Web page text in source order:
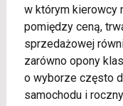
w którym kierowcy
pomiędzy ceną,
sprzedażowej
zarówno opony
o wyborze często
samochodu i